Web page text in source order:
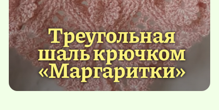
Треугольная
шаль крючком
«Маргаритки»